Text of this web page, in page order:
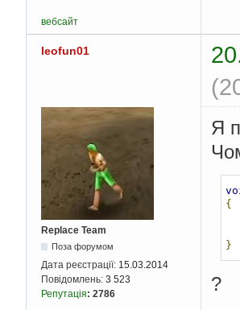
вебсайт
leofun01
Replace Team
Поза форумом
Дата реєстрації: 15.03.2014
Повідомлень: 3 523
Репутація: 2786
Я
{
}
?